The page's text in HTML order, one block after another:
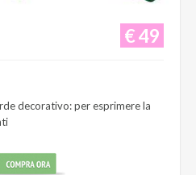
€ 49
decorativo: per esprimere la